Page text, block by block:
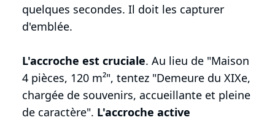
quelques secondes. Il doit les capturer
d'emblée.
L'accroche est cruciale. Au lieu de "Maison
4 pièces, 120 m²", tentez "Demeure du XIXe,
chargée de souvenirs, accueillante et pleine
de caractère". L'accroche active